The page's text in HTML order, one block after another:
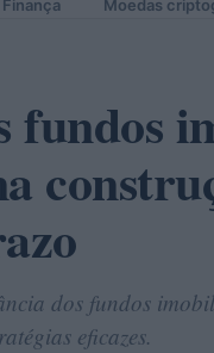
Finança Moedas
fundos
dos fundos
eficazes.